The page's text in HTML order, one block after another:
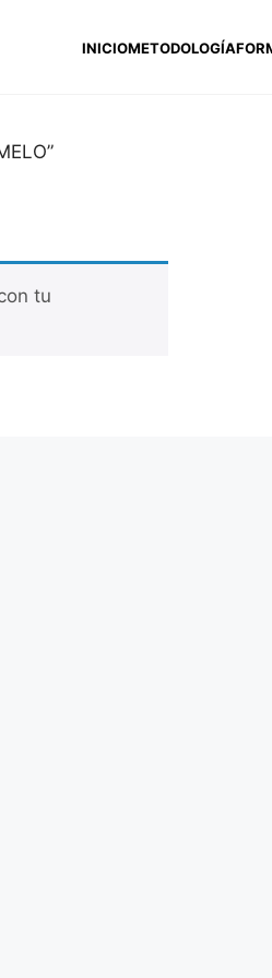
INICIOMETODOLOGÍA
tu